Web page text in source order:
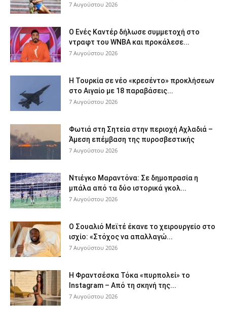
7 Αυγούστου 2026
Ο Ενές Καντέρ δήλωσε συμμετοχή στο
ντραφτ του WNBA και προκάλεσε...
7 Αυγούστου 2026
Η Τουρκία σε νέο «κρεσέντο» προκλήσεων
στο Αιγαίο με 18 παραβάσεις...
7 Αυγούστου 2026
Φωτιά στη Σητεία στην περιοχή Αχλαδιά –
Άμεση επέμβαση της πυροσβεστικής
7 Αυγούστου 2026
Ντιέγκο Μαραντόνα: Σε δημοπρασία η
μπάλα από τα δύο ιστορικά γκολ...
7 Αυγούστου 2026
Ο Σουαλιό Μεϊτέ έκανε το χειρουργείο στο
ισχίο: «Στόχος να απαλλαγώ...
7 Αυγούστου 2026
Η Φραντσέσκα Τόκα «πυρπολεί» το
Instagram – Από τη σκηνή της...
7 Αυγούστου 2026